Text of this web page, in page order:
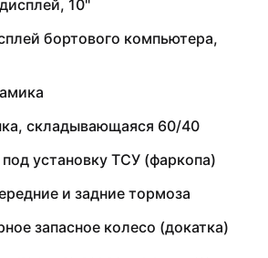
10"
бортового компьютера,
складывающаяся 60/40
установку ТСУ (фаркопа)
и задние тормоза
запасное колесо (докатка)